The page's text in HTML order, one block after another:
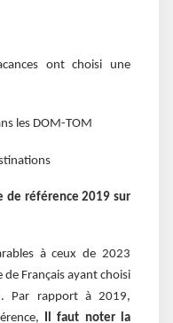
ont choisi une
les DOM-TOM
de référence 2019 sur
à ceux de 2023
Français ayant choisi
Par rapport à 2019,
Il faut noter la